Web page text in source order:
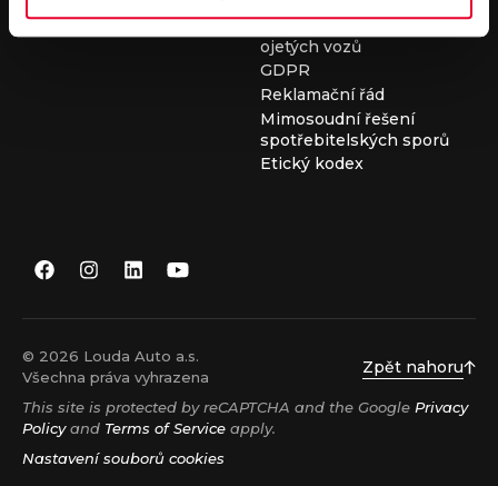
Všeobecné obchodní
podmínky při nákupu
ojetých vozů
GDPR
Reklamační řád
Mimosoudní řešení
spotřebitelských sporů
Etický kodex
© 2026 Louda Auto a.s.
Všechna práva vyhrazena
Zpět nahoru
This site is protected by reCAPTCHA and the Google Privacy
Policyand Terms of Service apply.
Nastavení souborů cookies